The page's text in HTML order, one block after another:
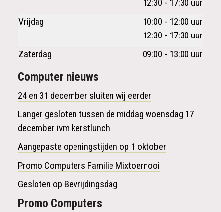
12:30 - 17:30 uur
Vrijdag
10:00 - 12:00 uur
12:30 - 17:30 uur
Zaterdag
09:00 - 13:00 uur
Computer nieuws
24 en 31 december sluiten wij eerder
Langer gesloten tussen de middag woensdag 17
december ivm kerstlunch
Aangepaste openingstijden op 1 oktober
Promo Computers Familie Mixtoernooi
Gesloten op Bevrijdingsdag
Promo Computers